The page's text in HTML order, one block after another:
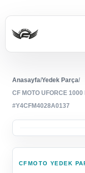
Anasayfa/Yedek Parça/
CF MOTO UFORCE
#Y4CFM4028A0137
CFMOTO YEDEK